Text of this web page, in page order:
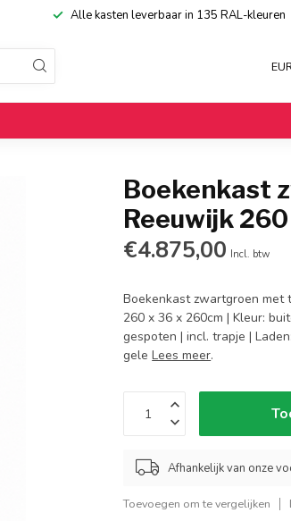
Alle kasten leverbaar in 135 RAL-kleuren
Boekenkast
Reeuwijk
€4.875,00 Incl. btw
Boekenkast zwartgroen met
260 x 36 x 260cm | Kleur:
gespoten | incl. trapje |
geleLees meer.
Afhankelijk van onze
Toevoegen om te vergelijken